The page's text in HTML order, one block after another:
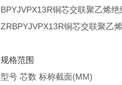
BPYJVPX13R铜芯交联聚乙烯绝
ZRBPYJVPX13R铜芯交联聚乙
规格范围
型号 芯数 标称截面(MM)